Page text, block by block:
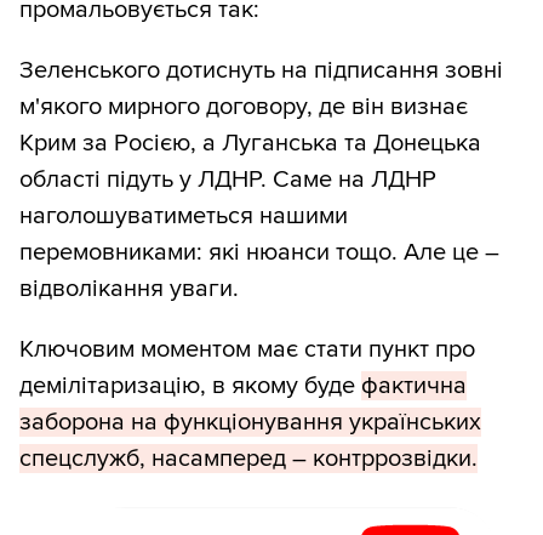
промальовується так:
Зеленського дотиснуть на підписання зовні
м'якого мирного договору, де він визнає
Крим за Росією, а Луганська та Донецька
області підуть у ЛДНР. Саме на ЛДНР
наголошуватиметься нашими
перемовниками: які нюанси тощо. Але це –
відволікання уваги.
Ключовим моментом має стати пункт про
демілітаризацію, в якому буде фактична
заборона на функціонування українських
спецслужб, насамперед – контррозвідки.